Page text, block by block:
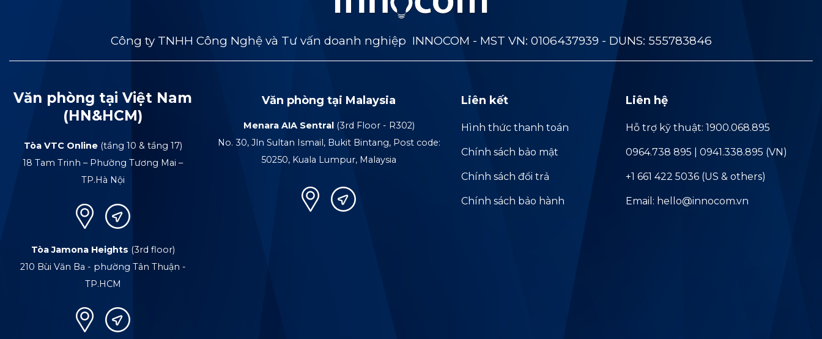
Công ty TNHH Công Nghệ và Tư vấn doanh nghiệp INNOCOM - MST VN: 0106437939 - DUNS: 555783846
Văn phòng tại Việt Nam
(HN&HCM)
Tòa VTC Online(tầng 10 & tầng 17)
18 Tam Trinh – Phường Tương Mai –
TP.Hà Nội
Tòa Jamona Heights (3rd floor)
210 Bùi Văn Ba - phường Tân Thuận -
TP.HCM
Văn phòng tại Malaysia
Menara AIA Sentral (3rd Floor - R302)
No. 30, Jln Sultan Ismail, Bukit Bintang, Post code:
50250, Kuala Lumpur, Malaysia
Liên kết
Hình thức thanh toán
Chính sách bảo mật
Chính sách đổi trả
Chính sách bảo hành
Liên hệ
Hỗ trợ kỹ thuật: 1900.068.895
0964.738 895 | 0941.338.895 (VN)
+1 661 422 5036 (US & others)
Email: hello@innocom.vn